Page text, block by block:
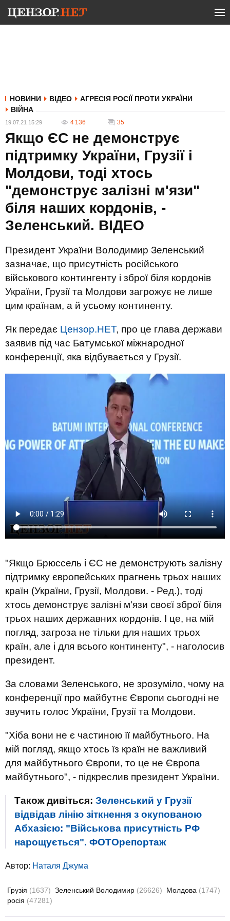
НОВИНИ ВІДЕО
АГРЕСІЯ РОСІЇ ПРОТИ УКРАЇНИ
ВІЙНА
19.07.21 15:29 4 136 35
Якщо ЄС не демонструє
підтримку України, Грузії і
Молдови, тоді хтось
"демонструє залізні м'язи"
біля наших кордонів, -
Зеленський. ВIДЕО
Президент України Володимир Зеленський
зазначає, що присутність російського
військового контингенту і зброї біля кордонів
України, Грузії та Молдови загрожує не лише
цим країнам, а й усьому континенту.
Як передає Цензор.НЕТ, про це глава держави
заявив під час Батумської міжнародної
конференції, яка відбувається у Грузії.
"Якщо Брюссель і ЄС не демонструють залізну
підтримку європейських прагнень трьох наших
країн (України, Грузії, Молдови. - Ред.), тоді
хтось демонструє залізні м'язи своєї зброї біля
трьох наших державних кордонів. І це, на мій
погляд, загроза не тільки для наших трьох
країн, але і для всього континенту", - наголосив
президент.
За словами Зеленського, не зрозуміло, чому на
конференції про майбутнє Європи сьогодні не
звучить голос України, Грузії та Молдови.
"Хіба вони не є частиною її майбутнього. На
мій погляд, якщо хтось їз країн не важливий
для майбутнього Європи, то це не Європа
майбутнього", - підкреслив президент України.
Також дивіться: Зеленський у Грузії
відвідав лінію зіткнення з окупованою
Абхазією: "Військова присутність РФ
нарощується". ФОТОрепортаж
Автор: Наталя Джума
Грузія (1637) Зеленський Володимир (26626) Молдова (1747)
росія (47281)